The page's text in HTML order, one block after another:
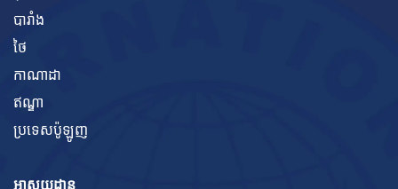
បារាំង
ថៃ
កាណាដា
ឥណ្ឌា
ប្រទេសប៉ូឡូញ
អាសយដ្ឋាន